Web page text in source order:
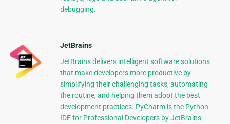
debugging.
JetBrains
JetBrains delivers intelligent software solutions
that make developers more productive by
simplifying their challenging tasks, automating
the routine, and helping them adopt the best
development practices. PyCharm is the Python
IDE for Professional Developers by JetBrains